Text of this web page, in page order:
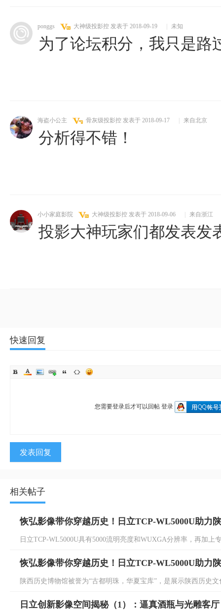
ponggs 大神级投影控 发表于 2018-09-19 未知
为了论坛积分，我只是路
海盗小公主 骨灰级投影控 发表于 2018-09-17 来自北京
分析得不错！
小小家庭影院 大神级投影控 发表于 2018-09-06 来自浙江
投影大神玩家们都发表发
快速回复
您需要登录后才可以回帖 登录
发表回复
相关帖子
恢弘影像带你穿越历史！日立TCP-WL5000U助力
日立TCP-WL5000U具有5000流明亮度和WUXGA分辨率，再加
恢弘影像带你穿越历史！日立TCP-WL5000U助力
陕西历史博物馆被誉为“古都明珠，华夏宝库”，是展示陕西历史
日立创新影像空间揭秘（1）：逼真酒瓶与光雕客厅